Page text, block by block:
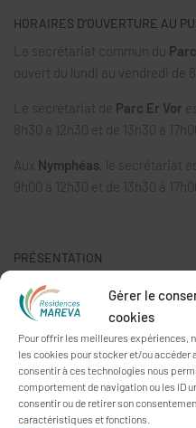
Gérer le
cookies
Pour offrir les meilleures expériences,
les cookies pour stocker et/ou
consentir à ces technologies nous
comportement de navigation ou les ID
consentir ou de retirer son
caractéristiques et fonctions.
HORAIRES D’OUVERTURE AU
Le secrétariat commun du
ouvert du lundi au vendredi de
Le secrétariat de Parc Er Vor
8h30 à 12h30 et de 13h30 à
Aux Nymphéas , le secrétariat
9h00 à 12h30 et de 13h30 à
PRÉSENTATION
Les Résidences MAREVA est
comptant quatre EHPAD
Ces structures à taille humaine
et sont concentrées sur le
accueillies.